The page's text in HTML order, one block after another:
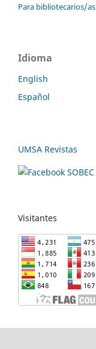
Para bibliotecarios/as
Idioma
English
Español
UMSA Revistas
Visitantes